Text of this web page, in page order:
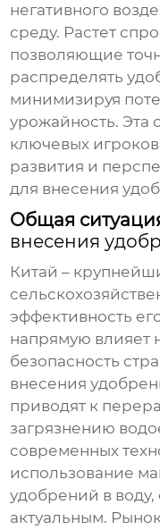
негативного
среду. Растет
позволяющие
распределять
минимизируя
урожайность. Эта
ключевых
развития и
для внесения
Общая
внесения
Китай –
эффективность
напрямую влияет
безопасность
внесения
приводят к
загрязнению
современных
использование
удобрений в воду,
актуальным.